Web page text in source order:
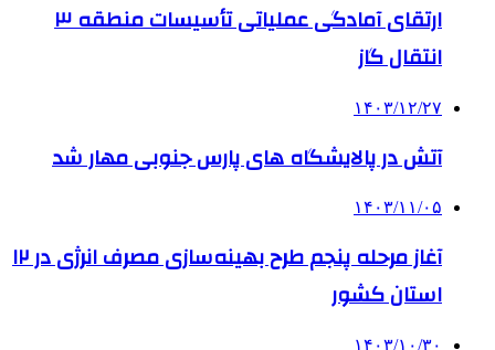
ارتقای آمادگی عملیاتی تأسیسات منطقه ۳
انتقال گاز
۱۴۰۳/۱۲/۲۷
آتش در پالایشگاه های پارس جنوبی مهار شد
۱۴۰۳/۱۱/۰۵
آغاز مرحله پنجم طرح بهینه‌سازی مصرف انرژی در ۱۲
استان کشور
۱۴۰۳/۱۰/۳۰